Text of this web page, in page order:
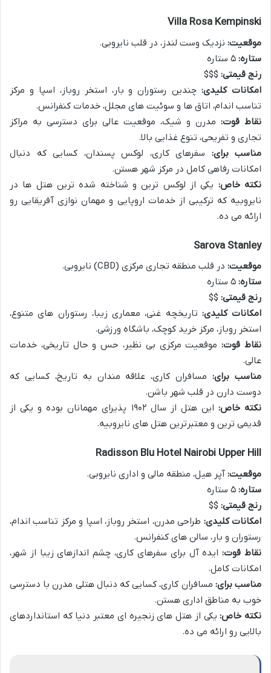
Villa Rosa Kempinski
موقعیت: نزدیک وست لندز، در قلب نایروبی.
ستاره:
رنج قیمتی: $$$
امکانات کلیدی:چندین رستوران و بار، استخر روباز، اسپا و مرکز
تناسب اندام، اتاق ها و سوئیت های مجلل، خدمات کنفرانس.
نقاط قوت: مدرن و شیک، موقعیت عالی برای دسترسی به مراکز
تجاری و تفریحی، تنوع غذایی بالا.
مناسب برای: سفرهای کاری، لوکس پسندان، کسایی که دنبال
امکانات رفاهی کامل در مرکز شهر هستن.
نکته خاص: یکی از لوکس ترین و شناخته شده ترین هتل ها در
نایروبیه که ترکیبی از خدمات اروپایی و مهمان نوازی آفریقایی رو
ارائه می ده.
Sarova Stanley
موقعیت: در قلب منطقه تجاری مرکزی (CBD) نایروبی.
ستاره:
رنج قیمتی: $$
امکانات کلیدی: تاریخچه غنی، معماری زیبا، رستوران های متنوع،
استخر روباز، مرکز خرید کوچک، باشگاه ورزشی.
نقاط قوت:موقعیت مرکزی بی نظیر، حس و حال تاریخی، خدمات
عالی.
مناسب برای:مسافران کاری، علاقه مندان به تاریخ، کسایی که
دوست دارن در قلب شهر باشن.
نکته خاص:
این هتل از سال ۱۹۰۲ پذیرای مهمانان بوده و یکی از
قدیمی ترین و معتبرترین هتل های نایروبیه.
Radisson Blu Hotel Nairobi Upper Hill
موقعیت: آپر هیل، منطقه مالی و اداری نایروبی.
ستاره:
رنج قیمتی: $$
امکانات کلیدی: طراحی مدرن، استخر روباز، اسپا و مرکز تناسب اندام،
رستوران و بار، سالن های کنفرانس.
نقاط قوت:ایده آل برای سفرهای کاری، چشم اندازهای زیبا از شهر،
امکانات کامل.
مناسب برای: مسافران کاری، کسایی که دنبال هتلی مدرن با دسترسی
خوب به مناطق اداری هستن.
نکته خاص:یکی از هتل های زنجیره ای معتبر دنیا که استانداردهای
بالایی رو ارائه می ده.